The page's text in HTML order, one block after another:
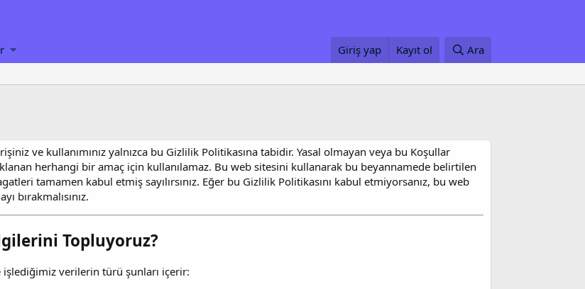
Giriş yap Kayıt ol Ara
ve kullanımınız yalnızca bu Gizlilik Politikasına tabidir. Yasal olmayan veya bu Koşullar
herhangi bir amaç için kullanılamaz. Bu web sitesini kullanarak bu beyannamede belirtilen
tamamen kabul etmiş sayılırsınız. Eğer bu Gizlilik Politikasını kabul etmiyorsanız, bu web
bırakmalısınız.
Topluyoruz?
işlediğimiz verilerin türü şunları içerir: